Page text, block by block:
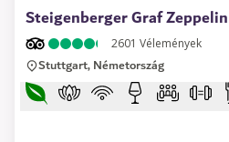
Steigenberger Graf Zeppelin
2601 Vélemények
Stuttgart, Németország